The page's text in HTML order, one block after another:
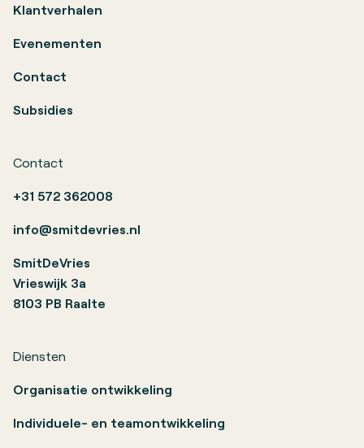
Klantverhalen
Evenementen
Contact
Subsidies
Diensten
Organisatie ontwikkeling
Individuele- en teamontwikkeling
Contact
+31 572 362008
info@smitdevries.nl
SmitDeVries
Vrieswijk 3a
8103 PB Raalte